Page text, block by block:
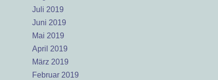
Juli 2019
Juni 2019
Mai 2019
April 2019
März 2019
Februar 2019